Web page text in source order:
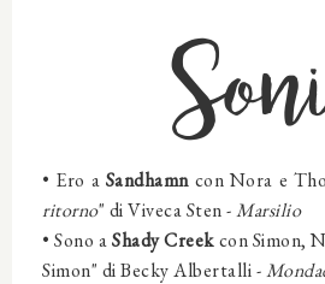
• Ero a Sandhamn con Nora e
ritorno" di Viveca Sten -Marsilio
•Sono aShady Creekcon Simon,
Simon" di Becky Albertalli -